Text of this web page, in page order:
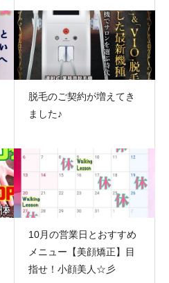
脱毛のご契約が増えてき
ました♪
10月の営業日とおすすめ
メニュー【美顔矯正】目
指せ！小顔美人☆彡